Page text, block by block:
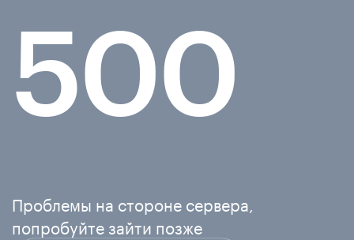
500
Проблемы на стороне сервера,
попробуйте зайти позже